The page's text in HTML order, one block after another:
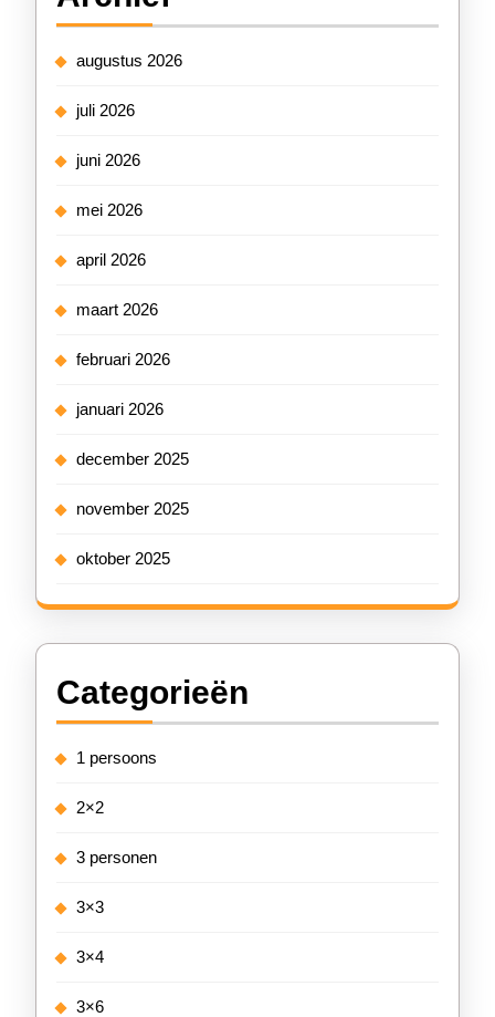
augustus 2026
juli 2026
juni 2026
mei 2026
april 2026
maart 2026
februari 2026
januari 2026
december 2025
november 2025
oktober 2025
Categorieën
1 persoons
2×2
3 personen
3×3
3×4
3×6